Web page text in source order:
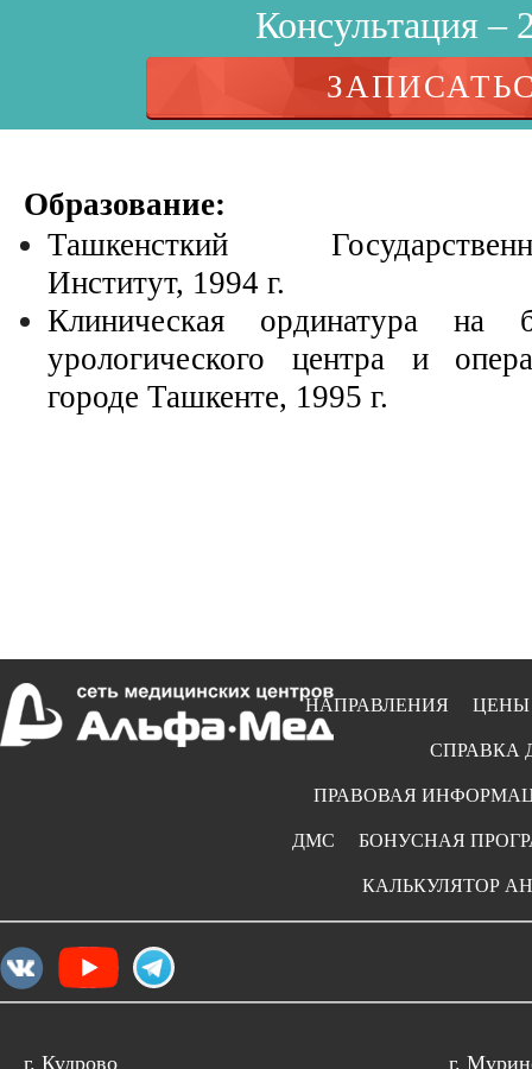
Консультация –
Образование:
Ташкенсткий
Институт, 1994 г.
Клиническая ординатура на
урологического центра и
городе Ташкенте, 1995 г.
ЦЕНЫ
НАПРАВЛЕНИЯ
СПРАВКА
ПРАВОВАЯ
БОНУСНАЯ
ДМС
КАЛЬКУЛЯТОР
г. Кудрово г.